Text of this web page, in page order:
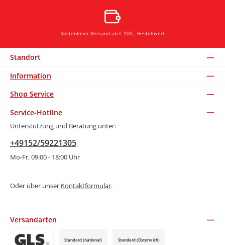
Kostenloser Versand ab € 100,- Bestellwert
Standort
Information
Shop Service
Service-Hotline
Unterstützung und Beratung unter:
+49152/59221305
Mo-Fr, 09:00 - 18:00 Uhr
Oder über unser Kontaktformular.
Versandarten
Standard (national) Standard (Österreich)